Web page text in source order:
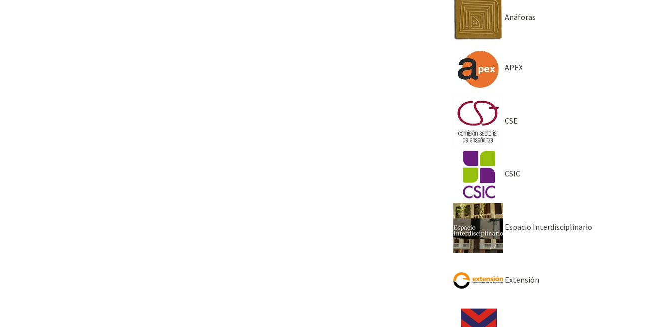
Anáforas
APEX
CSE
CSIC
Espacio Interdisciplinario
Extensión